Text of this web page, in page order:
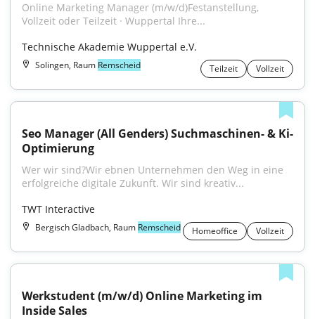
Online Marketing Manager (m/w/d)Festanstellung,
Vollzeit oder Teilzeit · Wuppertal Ihre...
Technische Akademie Wuppertal e.V.
Solingen, Raum Remscheid Teilzeit Vollzeit
Seo Manager (All Genders) Suchmaschinen- & Ki-
Optimierung
Wer wir sind?Wir ebnen Unternehmen den Weg in eine
erfolgreiche digitale Zukunft. Wir sind kreativ...
TWT Interactive
Bergisch Gladbach, Raum Remscheid Homeoffice Vollzeit
Werkstudent (m/w/d) Online Marketing im
Inside Sales